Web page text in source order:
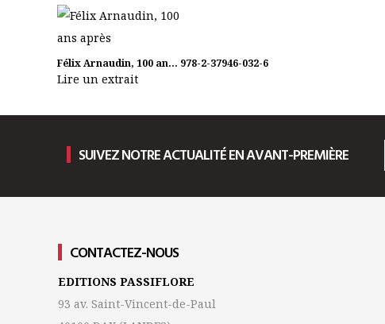
Félix Arnaudin, 100 an... 978-2-37946-032-6
Lire un extrait
SUIVEZ NOTRE ACTUALITÉ EN AVANT-PREMIÈRE
CONTACTEZ-NOUS
EDITIONS PASSIFLORE
93 av. Saint-Vincent-de-Paul